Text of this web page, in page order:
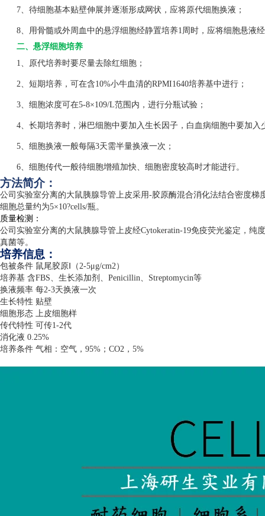
7、待细胞基本贴壁伸展并逐渐形成网状，应将原代细胞换液；
8、用骨髓或外周血中的悬浮细胞经静置培养1周时，应将细胞悬液
二、悬浮细胞培养
1、原代培养时要尽量去除红细胞；
2、短期培养，可在含10%小牛血清的RPMI1640培养基中进行；
3、细胞浓度可在5-8×109/L范围内，进行分瓶试验；
4、长期培养时，淋巴细胞中要加入生长因子，白血病细胞中要加入
5、细胞换液一般每隔3天需半量换液一次；
6、细胞传代一般待细胞增殖加快、细胞密度较高时才能进行。
方法简介：
公司实验室分离的大鼠胰腺导管上皮采用-胶原酶混合消化法结合密度梯
细胞总量约为5×10?cells/瓶。
质量检测：
公司实验室分离的大鼠胰腺导管上皮经Cytokeratin-19免疫荧光鉴定，纯
真菌等。
培养信息：
包被条件 鼠尾胶原Ⅰ（2-5μg/cm2）
培养基 含FBS、生长添加剂、 Penicillin、 Streptomycin等
换液频率 每2-3天换液一次
生长特性 贴壁
细胞形态 上皮细胞样
传代特性 可传1-2代
消化液 0.25%
培养条件 气相：空气， 95% ； CO2 ， 5%